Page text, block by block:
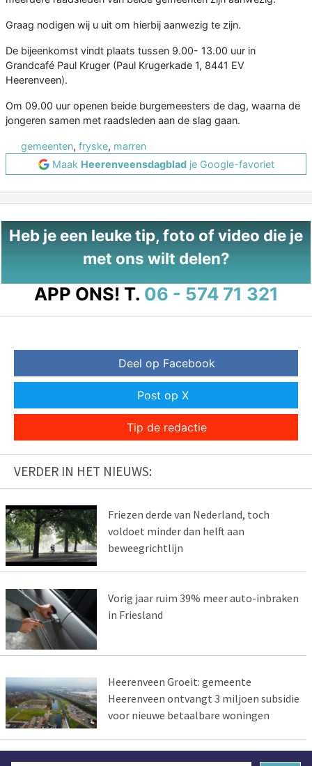
Graag nodigen wij u uit om hierbij aanwezig te zijn.
De bijeenkomst vindt plaats tussen 9.00- 13.00 uur in
Grandcafé Paul Kruger (Paul Krugerkade 1, 8441 EV
Heerenveen).
Om 09.00 uur openen beide burgemeesters de dag, waarna de
jongeren samen met raadsleden aan de slag gaan.
gemeenten, fryske, marren
Maak Heerenveensdagbladje Google-favoriet
Heb je een leuke tip, foto of video die je
met ons wilt delen?
APP ONS! T. 06 - 574 71 321
Deel op Facebook
Post op X
Tip de redactie
VERDER IN HET NIEUWS:
Friezen derde van Nederland, toch
voldoet minder dan helft aan
beweegrichtlijn
Vorig jaar ruim 39% meer auto-inbraken
in Friesland
Heerenveen Groeit: gemeente
Heerenveen ontvangt 3 miljoen subsidie
voor nieuwe betaalbare woningen